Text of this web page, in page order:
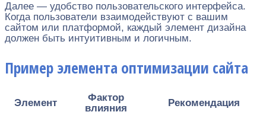
Далее — удобство пользовательского интерфейса.
Когда пользователи взаимодействуют с вашим
сайтом или платформой, каждый элемент дизайна
должен быть интуитивным и логичным.
Пример элемента оптимизации сайта
Элемент
Фактор
влияния
Рекомендация